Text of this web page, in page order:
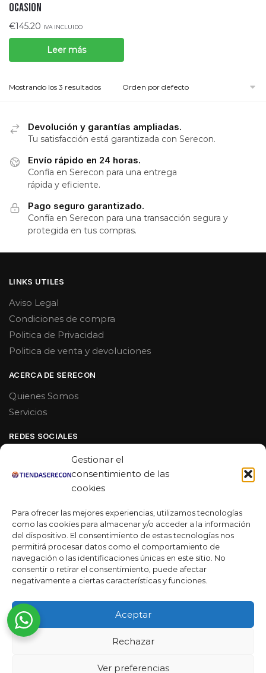
Gestionar el
consentimiento de las
cookies
Para ofrecer las mejores experiencias, utilizamos tecnologías
como las cookies para almacenar y/o acceder a la información
del dispositivo. El consentimiento de estas tecnologías nos
permitirá procesar datos como el comportamiento de
navegación o las identificaciones únicas en este sitio. No
consentir o retirar el consentimiento, puede afectar
negativamente a ciertas características y funciones.
Aceptar
Rechazar
Ver preferencias
OCASION
€145.20 IVA INCLUIDO
Leer más
Mostrando los 3 resultados
Devolución y garantías ampliadas.
Tu satisfacción está garantizada con Serecon.
Envío rápido en 24 horas.
Confía en Serecon para una entrega
rápida y eficiente.
Pago seguro garantizado.
Confía en Serecon para una transacción segura y
protegida en tus compras.
LINKS UTILES
Aviso Legal
Condiciones de compra
Politica de Privacidad
Politica de venta y devoluciones
ACERCA DE SERECON
Quienes Somos
Servicios
REDES SOCIALES
Linkedin
MAS DE 50 RESEÑAS
★★★★★
La verdad es que fue una compra muy económica, la
día. ¡Estoy muy satisfecha con la atención al cliente y el
servicio!
Desarrollado por